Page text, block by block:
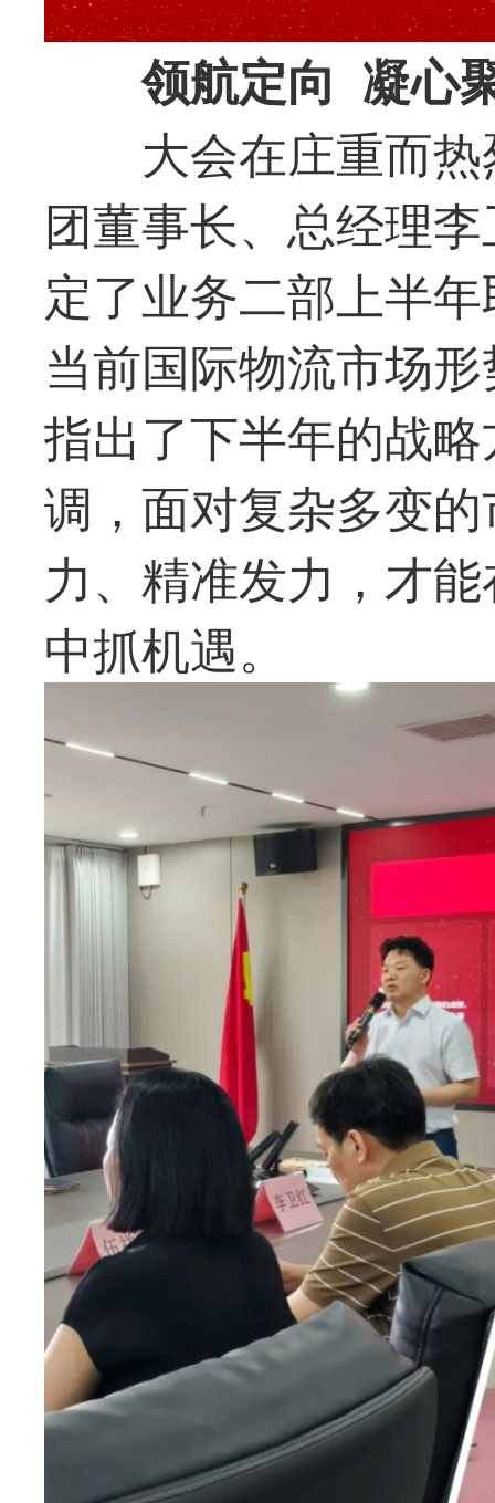
领航定向 凝心
大会在庄重而
团董事长、总经理
定了业务二部上半
当前国际物流市场
指出了下半年的战
调，面对复杂多变
力、精准发力，才
中抓机遇。